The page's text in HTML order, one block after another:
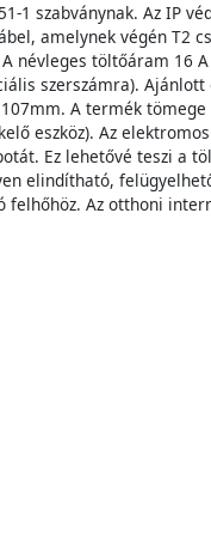
szabványnak. Az IP
amelynek végén T2
névleges töltőáram 16
szerszámra).
A termék tömege
eszköz). Az
Ez lehetővé teszi a
elindítható,
felhőhöz. Az otthoni